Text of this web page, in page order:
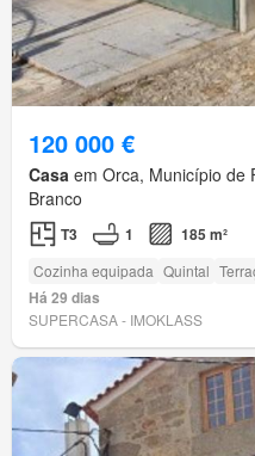
120 000 €
Casa em Orca, Município de
Branco
T3 1 185 m²
Cozinha equipada Quintal
Há 29 dias
SUPERCASA - IMOKLASS